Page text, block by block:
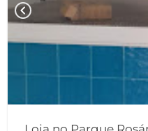
chevron_left